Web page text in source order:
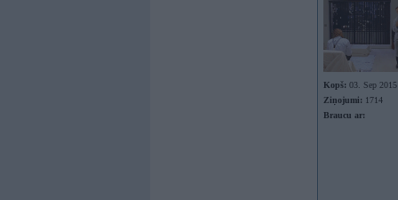
Kopš: 03. Sep 2015
Ziņojumi: 1714
Braucu ar: